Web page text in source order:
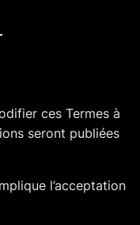
ces Termes à
seront publiées
l’acceptation